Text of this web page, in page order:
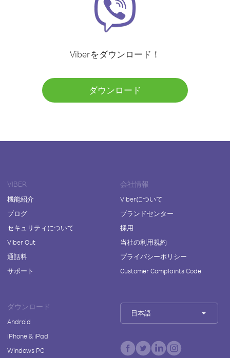
Viberをダウンロード！
ダウンロード
VIBER
機能紹介
ブログ
セキュリティについて
Viber Out
通話料
サポート
会社情報
Viberについて
ブランドセンター
採用
当社の利用規約
プライバシーポリシー
Customer Complaints Code
ダウンロード
Android
iPhone & iPad
Windows PC
日本語